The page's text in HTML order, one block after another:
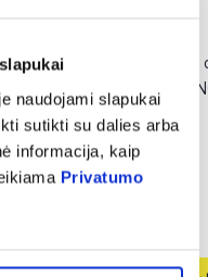
naudojami slapukai
sutikti su dalies arba
informacija, kaip
Privatumo
BIOCLIN plaukų
ESSENTIAL